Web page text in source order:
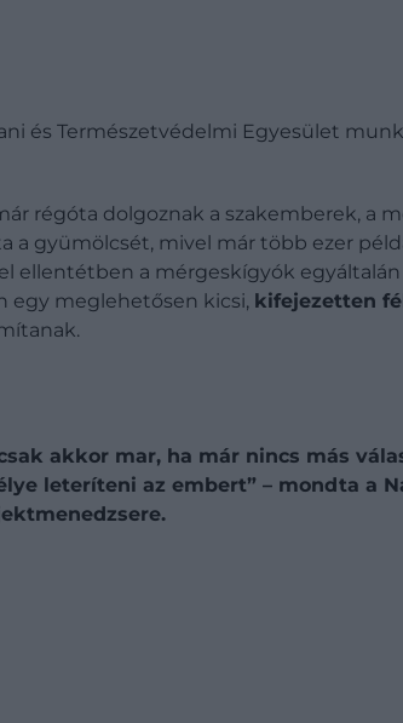
és Természetvédelmi Egyesület
régóta dolgoznak a szakemberek, a
a gyümölcsét, mivel már több ezer
ellentétben a mérgeskígyók
egy meglehetősen kicsi, kifejezetten
akkor mar, ha már nincs más
leteríteni az embert” – mondta a